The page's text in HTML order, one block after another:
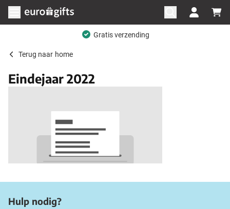
Ga naar de inhoud
Menu openen
Gratis verzending
Terug naar home
Eindejaar 2022
Hulp nodig?